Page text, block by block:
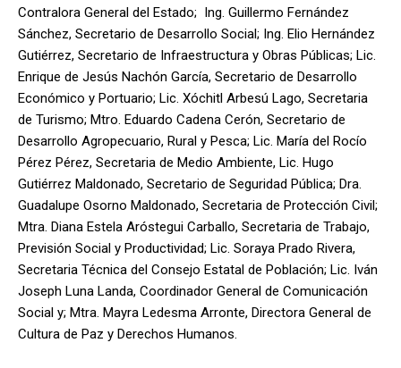
Contralora General del Estado; Ing. Guillermo Fernández
Sánchez, Secretario de Desarrollo Social; Ing. Elio Hernández
Gutiérrez, Secretario de Infraestructura y Obras Públicas; Lic.
Enrique de Jesús Nachón García, Secretario de Desarrollo
Económico y Portuario; Lic. Xóchitl Arbesú Lago, Secretaria
de Turismo; Mtro. Eduardo Cadena Cerón, Secretario de
Desarrollo Agropecuario, Rural y Pesca; Lic. María del Rocío
Pérez Pérez, Secretaria de Medio Ambiente, Lic. Hugo
Gutiérrez Maldonado, Secretario de Seguridad Pública; Dra.
Guadalupe Osorno Maldonado, Secretaria de Protección Civil;
Mtra. Diana Estela Aróstegui Carballo, Secretaria de Trabajo,
Previsión Social y Productividad; Lic. Soraya Prado Rivera,
Secretaria Técnica del Consejo Estatal de Población; Lic. Iván
Joseph Luna Landa, Coordinador General de Comunicación
Social y; Mtra. Mayra Ledesma Arronte, Directora General de
Cultura de Paz y Derechos Humanos.